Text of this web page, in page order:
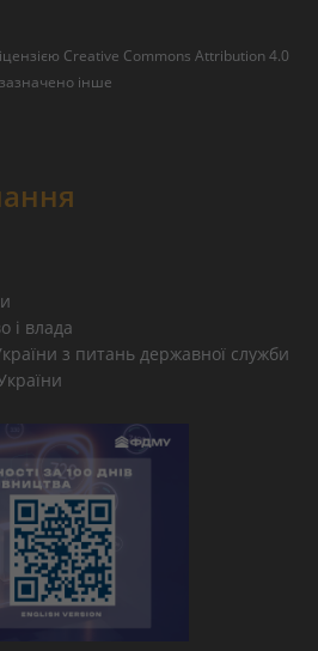
Creative Commons Attribution 4.0
інше
і влада
з питань державної служби